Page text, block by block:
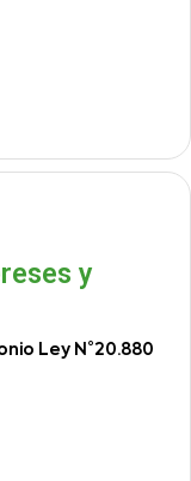
y
Ley N°20.880